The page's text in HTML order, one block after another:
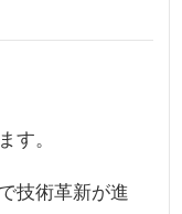
す。
技術革新が進